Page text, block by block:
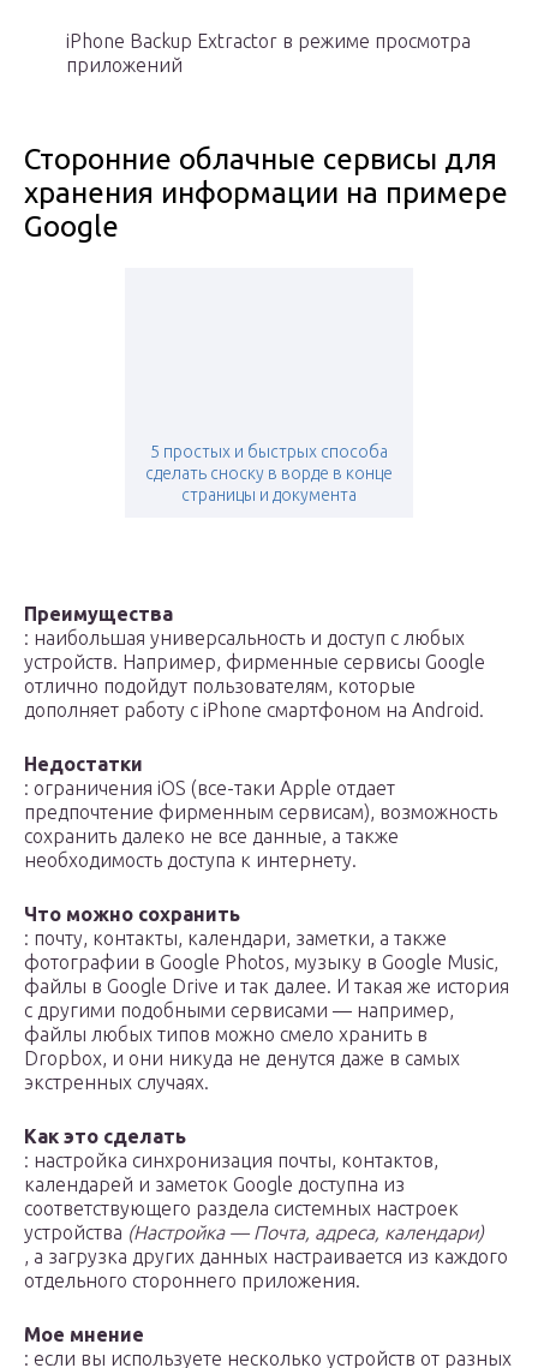
iPhone Backup Extractor в режиме просмотра
приложений
Сторонние облачные сервисы для
хранения информации на примере
Google
5 простых и быстрых способа
сделать сноску в ворде в конце
страницы и документа
Преимущества
: наибольшая универсальность и доступ с любых
устройств. Например, фирменные сервисы Google
отлично подойдут пользователям, которые
дополняет работу с iPhone смартфоном на Android.
Недостатки
: ограничения iOS (все-таки Apple отдает
предпочтение фирменным сервисам), возможность
сохранить далеко не все данные, а также
необходимость доступа к интернету.
Что можно сохранить
: почту, контакты, календари, заметки, а также
фотографии в Google Photos, музыку в Google Music,
файлы в Google Drive и так далее. И такая же история
с другими подобными сервисами — например,
файлы любых типов можно смело хранить в
Dropbox, и они никуда не денутся даже в самых
экстренных случаях.
Как это сделать
: настройка синхронизация почты, контактов,
календарей и заметок Google доступна из
соответствующего раздела системных настроек
устройства (Настройка — Почта, адреса, календари)
, а загрузка других данных настраивается из каждого
отдельного стороннего приложения.
Мое мнение
: если вы используете несколько устройств от разных